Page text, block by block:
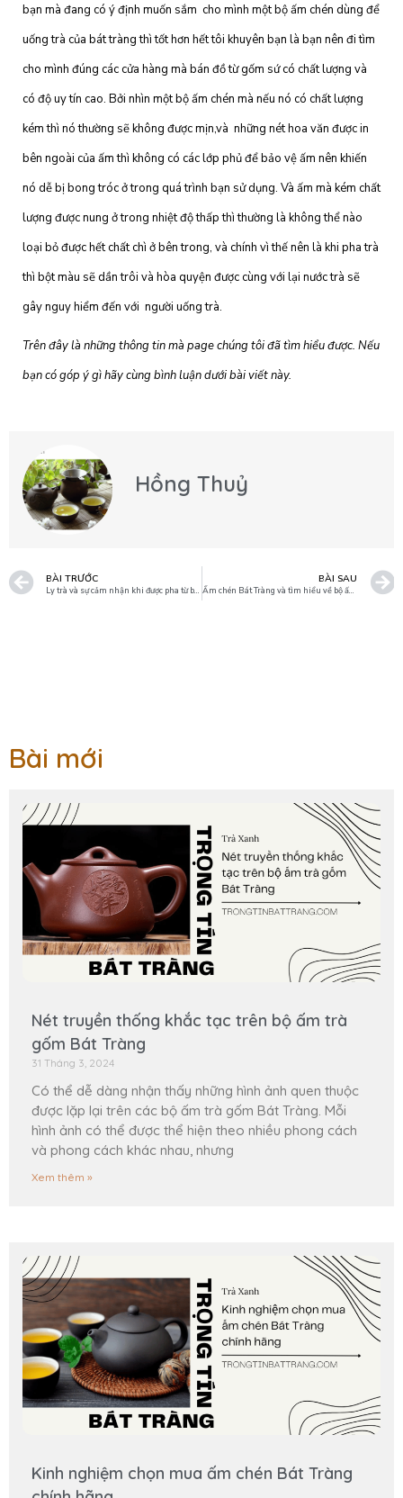
bạn mà đang có ý định muốn sắm cho mình một bộ ấm chén dùng để
uống trà của bát tràng thì tốt hơn hết tôi khuyên bạn là bạn nên đi tìm
cho mình đúng các cửa hàng mà bán đồ từ gốm sứ có chất lượng và
có độ uy tín cao. Bởi nhìn một bộ ấm chén mà nếu nó có chất lượng
kém thì nó thường sẽ không được mịn,và những nét hoa văn được in
bên ngoài của ấm thì không có các lớp phủ để bảo vệ ấm nên khiến
nó dễ bị bong tróc ở trong quá trình bạn sử dụng. Và ấm mà kém chất
lượng được nung ở trong nhiệt độ thấp thì thường là không thể nào
loại bỏ được hết chất chì ở bên trong, và chính vì thế nên là khi pha trà
thì bột màu sẽ dần trôi và hòa quyện được cùng với lại nước trà sẽ
gây nguy hiểm đến với người uống trà.
Trên đây là những thông tin mà page chúng tôi đã tìm hiểu được. Nếu
bạn có góp ý gì hãy cùng bình luận dưới bài viết này.
Hồng Thuỷ
BÀI TRƯỚC
Ly trà và sự cảm nhận khi được pha từ bộ ấm chén tử sa
BÀI SAU
Ấm chén Bát Tràng và tìm hiểu về bộ ấm vừa tốt vừa có tính thẩm mỹ cao.
Bài mới
Nét truyền thống khắc tạc trên bộ ấm trà
gốm Bát Tràng
31 Tháng 3, 2024
Có thể dễ dàng nhận thấy những hình ảnh quen thuộc
được lặp lại trên các bộ ấm trà gốm Bát Tràng. Mỗi
hình ảnh có thể được thể hiện theo nhiều phong cách
và phong cách khác nhau, nhưng
Xem thêm »
Kinh nghiệm chọn mua ấm chén Bát Tràng